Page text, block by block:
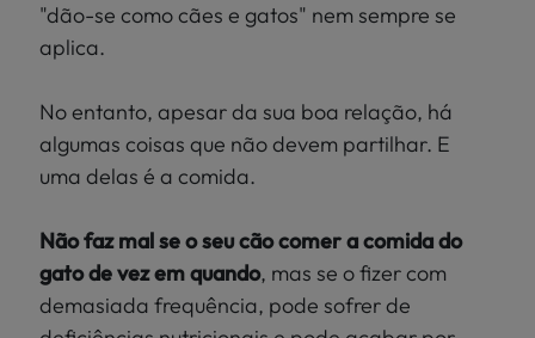
MUNDO
"dão-se como cães e gatos" nem sempre se
aplica.
No entanto, apesar da sua boa relação, há
algumas coisas que não devem partilhar. E
uma delas é a comida.
Não faz mal se o seu cão comer a comida do
gato de vez em quando, mas se o fizer com
demasiada frequência, pode sofrer de